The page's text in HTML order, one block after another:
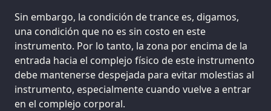
Sin embargo, la condición de trance es, digamos,
una condición que no es sin costo en este
instrumento. Por lo tanto, la zona por encima de la
entrada hacia el complejo físico de este instrumento
debe mantenerse despejada para evitar molestias al
instrumento, especialmente cuando vuelve a entrar
en el complejo corporal.